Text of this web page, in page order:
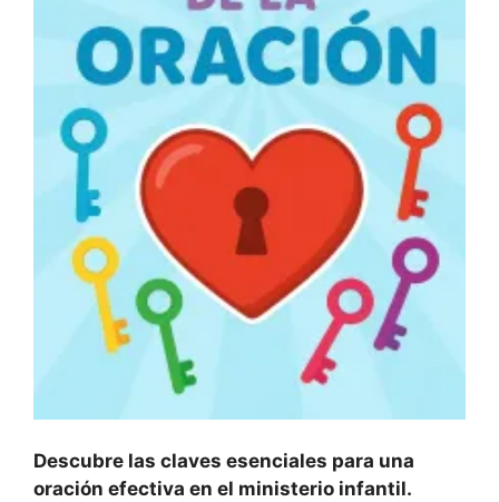
Descubre las claves esenciales para una
oración efectiva en el ministerio infantil.